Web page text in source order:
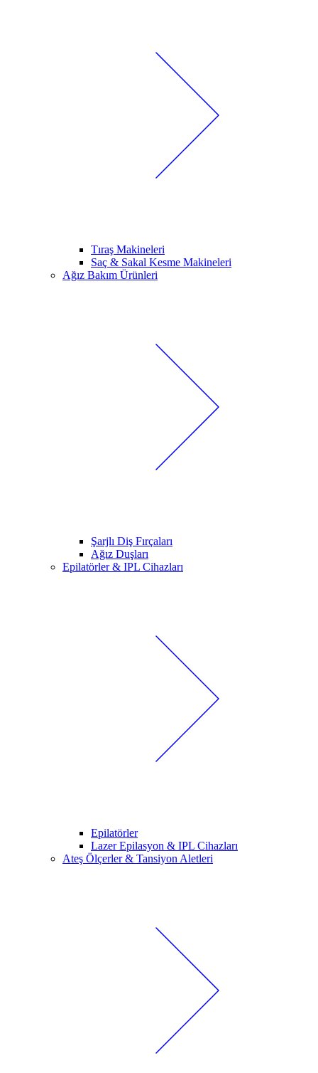
Tıraş Makineleri
Saç & Sakal Kesme Makineleri
Ağız Bakım Ürünleri
Şarjlı Diş Fırçaları
Ağız Duşları
Epilatörler & IPL Cihazları
Epilatörler
Lazer Epilasyon & IPL Cihazları
Ateş Ölçerler & Tansiyon Aletleri